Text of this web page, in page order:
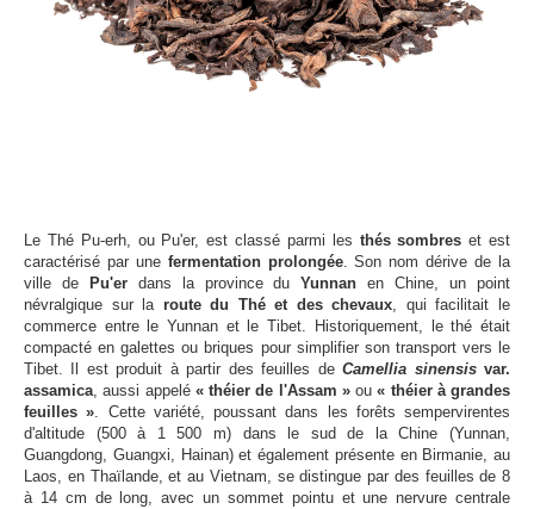
Le Thé Pu-erh, ou Pu'er, est classé parmi les thés sombres et est
caractérisé par une fermentation prolongée. Son nom dérive de la
ville de
Pu'erdans la province duYunnan en Chine, un point
névralgique sur la route du Thé et des chevaux, qui facilitait le
commerce entre le Yunnan et le Tibet. Historiquement, le thé était
compacté en galettes ou briques pour simplifier son transport vers le
Tibet. Il est produit à partir des feuilles deCamellia sinensisvar.
assamica, aussi appelé « théier de l'Assam »ou« théier à grandes
feuilles ». Cette variété, poussant dans les forêts sempervirentes
d'altitude (500 à 1 500 m) dans le sud de la Chine (Yunnan,
Guangdong, Guangxi, Hainan) et également présente en Birmanie, au
Laos, en Thaïlande, et au Vietnam, se distingue par des feuilles de 8
à 14 cm de long, avec un sommet pointu et une nervure centrale